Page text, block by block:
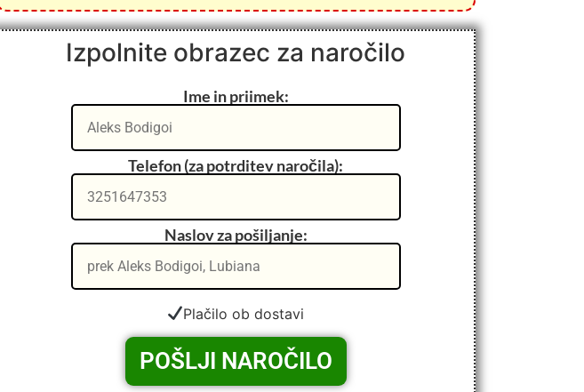
Izpolnite obrazec za naročilo
Ime in priimek:
Telefon (za potrditev naročila):
Naslov za pošiljanje:
Plačilo ob dostavi